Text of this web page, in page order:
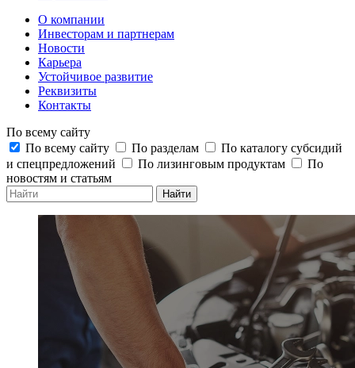
О компании
Инвесторам и партнерам
Новости
Карьера
Устойчивое развитие
Реквизиты
Контакты
По всему сайту
По всему сайту
По разделам
По каталогу субсидий
и спецпредложений
По лизинговым продуктам
По
новостям и статьям
Найти